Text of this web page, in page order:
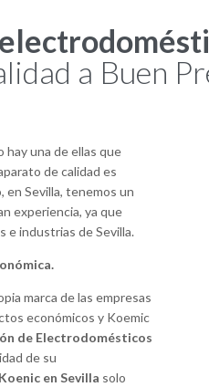
a Buen
hay una de ellas que
de calidad es
en Sevilla, tenemos un
experiencia, ya que
e industrias de Sevilla.
marca de las empresas
económicos y Koemic
de Electrodomésticos
de su
en Sevilla solo